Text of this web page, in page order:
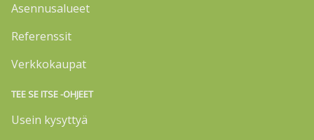
Asennusalueet
Referenssit
Verkkokaupat
TEE SE ITSE -OHJEET
Usein kysyttyä